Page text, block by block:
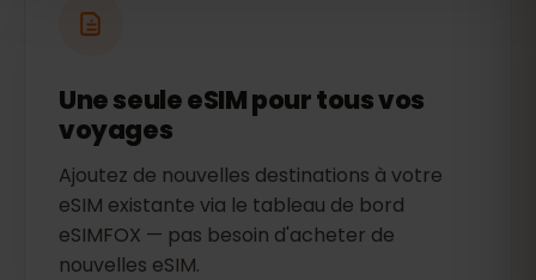
Une seule eSIM pour tous vos
voyages
Ajoutez de nouvelles destinations à votre
eSIM existante via le tableau de bord
eSIMFOX — pas besoin d'acheter de
nouvelles eSIM.